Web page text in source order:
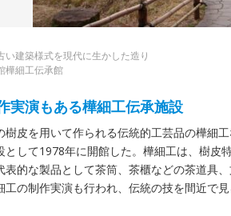
い建築様式を現代に生かした造り
樺細工伝承館
実演もある樺細工伝承施設
樹皮を用いて作られる伝統的工芸品の樺細
として1978年に開館した。樺細工は、樹皮
表的な製品として茶筒、茶櫃などの茶道具
工の制作実演も行われ、伝統の技を間近で見